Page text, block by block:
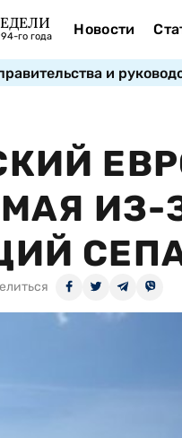
го года Новости
и
МАЯ